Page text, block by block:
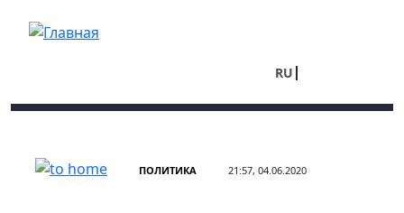
RU
ПОЛИТИКА 21:57, 04.06.2020